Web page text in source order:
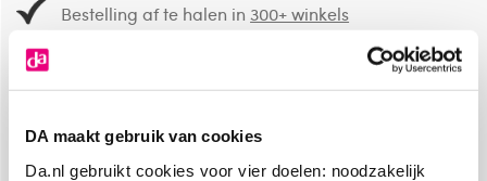
DA maakt gebruik van cookies
Da.nl gebruikt cookies voor vier doelen: noodzakelijk
Bestelling af te halen in300+ winkels
8.6 uit4.106 reviews